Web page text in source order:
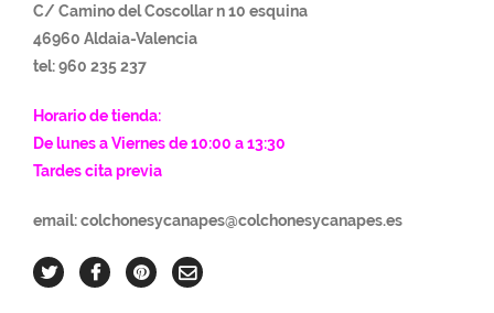
C/ Camino del Coscollar n 10 esquina
46960 Aldaia-Valencia
tel: 960 235 237
Horario de tienda:
De lunes a Viernes de 10:00 a 13:30
Tardes cita previa
email: colchonesycanapes@colchonesycanapes.es